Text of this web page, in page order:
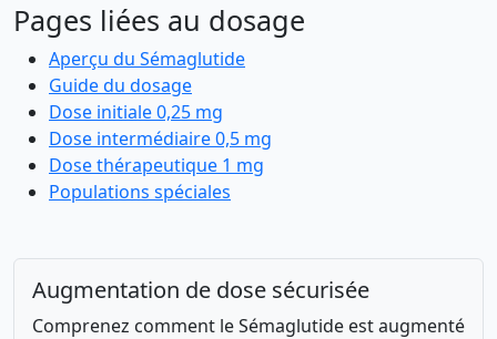
Pages liées au dosage
Aperçu du Sémaglutide
Guide du dosage
Dose initiale 0,25 mg
Dose intermédiaire 0,5 mg
Dose thérapeutique 1 mg
Populations spéciales
Augmentation de dose sécurisée
Comprenez comment le Sémaglutide est augmenté